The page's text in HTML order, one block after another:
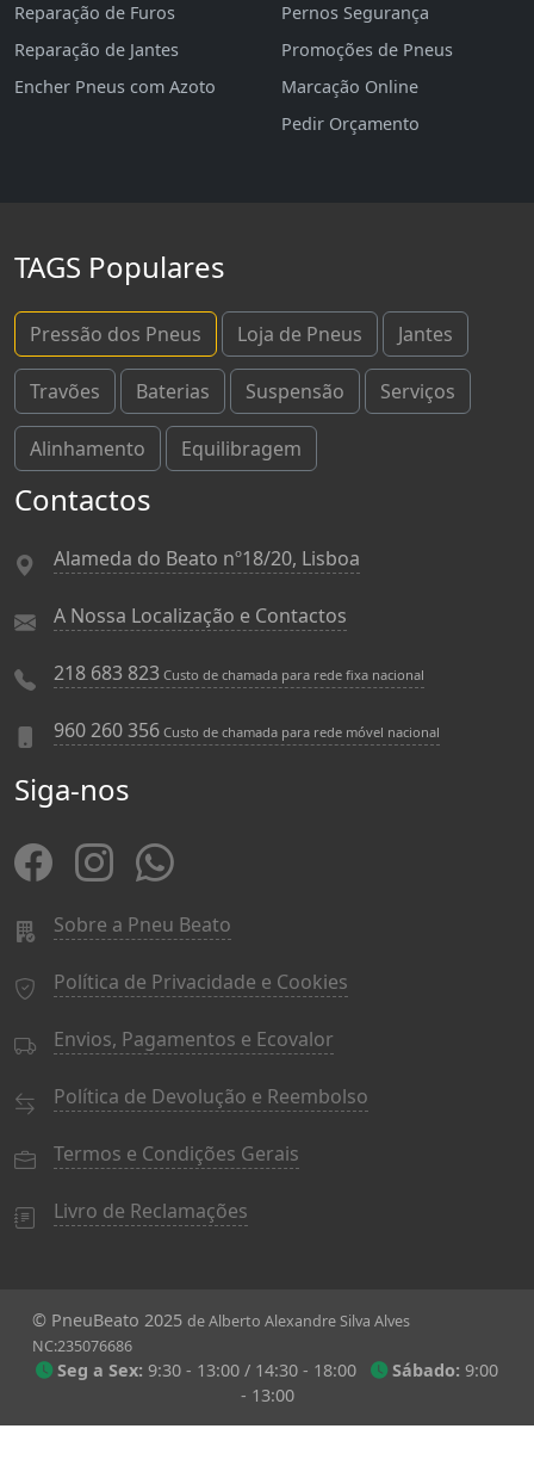
Reparação de Furos
Reparação de Jantes
Encher Pneus com Azoto
Pernos Segurança
Promoções de Pneus
Marcação Online
Pedir Orçamento
TAGS Populares
Pressão dos Pneus Loja de Pneus Jantes
Travões Baterias Suspensão Serviços
Alinhamento Equilibragem
Contactos
Alameda do Beato nº18/20, Lisboa
A Nossa Localização e Contactos
218 683 823 Custo de chamada para rede fixa nacional
960 260 356 Custo de chamada para rede móvel nacional
Siga-nos
Sobre a Pneu Beato
Política de Privacidade e Cookies
Envios, Pagamentos e Ecovalor
Política de Devolução e Reembolso
Termos e Condições Gerais
Livro de Reclamações
© PneuBeato 2025 de Alberto Alexandre Silva Alves
NC:235076686
Seg a Sex: 9:30 - 13:00 / 14:30 - 18:00 Sábado: 9:00
- 13:00